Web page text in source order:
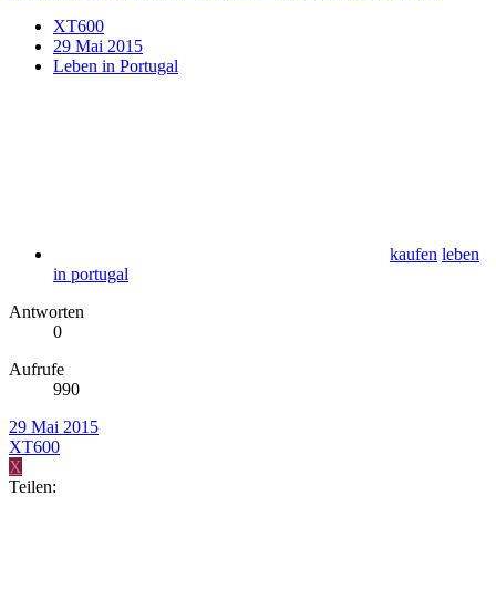
XT600
29 Mai 2015
Leben in Portugal
kaufen leben
in portugal
Antworten
0
Aufrufe
990
29 Mai 2015
XT600
X
Teilen: